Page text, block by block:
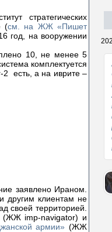
стратегических
(см. на ЖЖ «Пишет
год, на вооружении
10, не менее 5
комплектуется
2 есть, а на иврите –
заявлено Ираном.
другим клиентам не
своей территорией.
(ЖЖ imp-navigator) и
армии» (ЖЖ